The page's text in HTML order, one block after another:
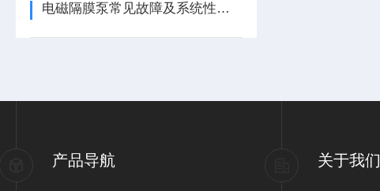
电磁隔膜泵常见故障及系统性解决方案
产品导航 关于我们